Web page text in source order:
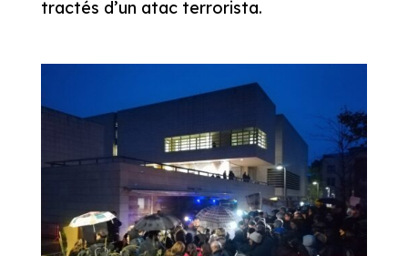
tractés d’un atac terrorista.